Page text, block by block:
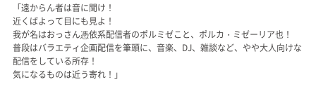
Official SNS
「遠からん者は音に聞け！
近くばよって目にも見よ！
我が名はおっさん憑依系配信者のポルミゼこと、ポルカ・ミゼーリア也！
普段はバラエティ企画配信を筆頭に、音楽、DJ、雑談など、やや大人向けな
配信をしている所存！
気になるものは近う寄れ！」